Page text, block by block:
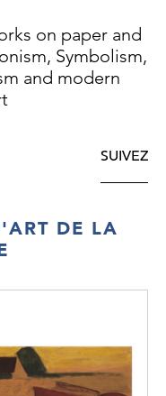
on paper and
Symbolism,
and modern
SUIVEZ
DE LA